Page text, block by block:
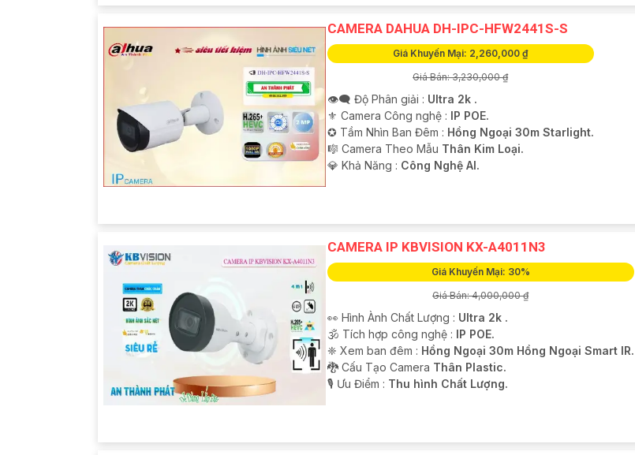
CAMERA DAHUA DH-IPC-HFW2441S-S
Giá Khuyến Mại: 2,260,000 ₫
Giá Bán: 3,230,000 ₫
👁️‍🗨 Độ Phân giải : Ultra 2k .
⚜️ Camera Công nghệ : IP POE.
✪ Tầm Nhìn Ban Đêm : Hồng Ngoại 30m Starlight.
🎼️ Camera Theo Mẫu Thân Kim Loại.
️💎 Khả Năng : Công Nghệ AI.
CAMERA IP KBVISION KX-A4011N3
Giá Khuyến Mại: 30%
Giá Bán: 4,000,000 ₫
️
👀 Hình Ành Chất Lượng : Ultra 2k .
🕉️ Tích hợp công nghệ : IP POE.
❈ Xem ban đêm : Hồng Ngoại 30m Hồng Ngoại Smart IR.
🐉️ Cấu Tạo Camera Thân Plastic.
️🎙 Ưu Điểm : Thu hình Chất Lượng.